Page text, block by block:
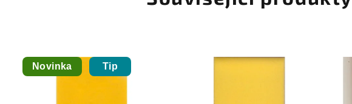
Novinka Tip